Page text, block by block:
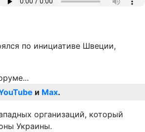
по инициативе Швеции,
и Max.
организаций, который
Украины.